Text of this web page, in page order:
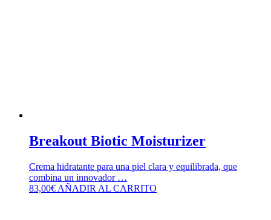
Breakout Biotic Moisturizer
Crema hidratante para una piel clara y equilibrada, que
combina un innovador …
83,00€ AÑADIR AL CARRITO